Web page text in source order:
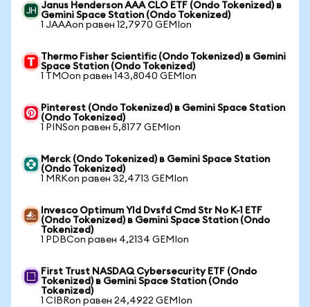
Janus Henderson AAA CLO ETF (Ondo Tokenized) в
Gemini Space Station (Ondo Tokenized)
1 JAAAon равен 12,7970 GEMIon
Thermo Fisher Scientific (Ondo Tokenized) в Gemini
Space Station (Ondo Tokenized)
1 TMOon равен 143,8040 GEMIon
Pinterest (Ondo Tokenized) в Gemini Space Station
(Ondo Tokenized)
1 PINSon равен 5,8177 GEMIon
Merck (Ondo Tokenized) в Gemini Space Station
(Ondo Tokenized)
1 MRKon равен 32,4713 GEMIon
Invesco Optimum Yld Dvsfd Cmd Str No K-1 ETF
(Ondo Tokenized) в Gemini Space Station (Ondo
Tokenized)
1 PDBCon равен 4,2134 GEMIon
First Trust NASDAQ Cybersecurity ETF (Ondo
Tokenized) в Gemini Space Station (Ondo
Tokenized)
1 CIBRon равен 24,4922 GEMIon